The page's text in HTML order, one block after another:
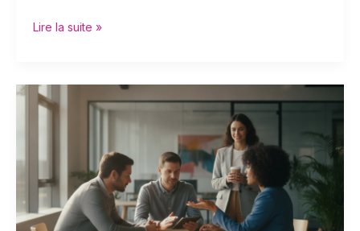
Lire la suite »
Comment
agir
entreprise
ne
dispose